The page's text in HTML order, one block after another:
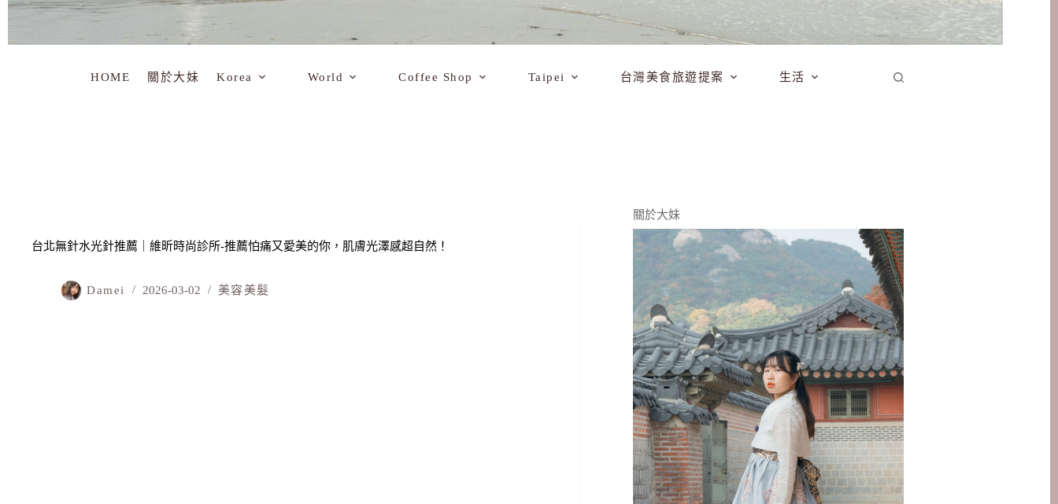
HOME 關於大妹 Korea World Coffee Shop Taipei 台灣美食旅遊提案 生活
台北無針水光針推薦｜維昕時尚診所-推薦怕痛又愛美的你，肌膚光澤感超自然！
Damei 2026-03-02 美容美髮
關於大妹